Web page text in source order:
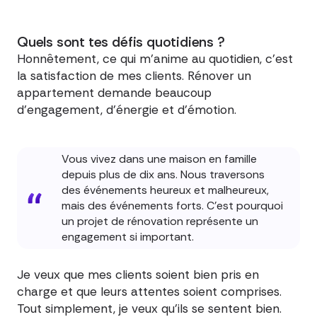
Quels sont tes défis quotidiens ?
Honnêtement, ce qui m'anime au quotidien, c'est
la satisfaction de mes clients. Rénover un
appartement demande beaucoup
d'engagement, d'énergie et d'émotion.
Vous vivez dans une maison en famille
depuis plus de dix ans. Nous traversons
des événements heureux et malheureux,
mais des événements forts. C'est pourquoi
un projet de rénovation représente un
engagement si important.
Je veux que mes clients soient bien pris en
charge et que leurs attentes soient comprises.
Tout simplement, je veux qu'ils se sentent bien.